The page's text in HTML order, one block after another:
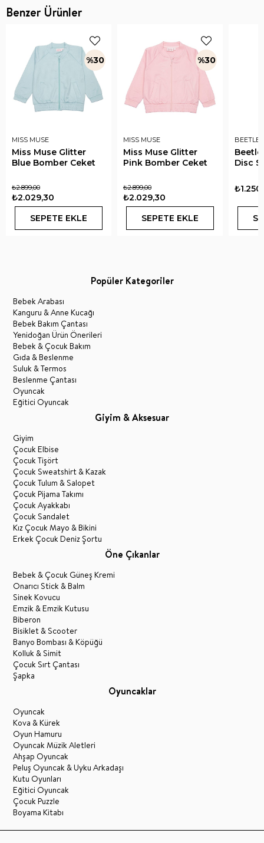
Benzer Ürünler
MISS MUSE
Miss Muse Glitter
Blue Bomber Ceket
₺2.029,30
₺2.899,00
SEPETE EKLE
%30
MISS MUSE
Miss Muse Glitter
Pink Bomber Ceket
₺2.029,30
₺2.899,00
SEPETE EKLE
%30
BEETLE
Disc
Popüler Kategoriler
Bebek Arabası
Kanguru & Anne Kucağı
Bebek Bakım Çantası
Yenidoğan Ürün Önerileri
Bebek & Çocuk Bakım
Gıda & Beslenme
Suluk & Termos
Beslenme Çantası
Oyuncak
Eğitici Oyuncak
Giyim & Aksesuar
Giyim
Çocuk Elbise
Çocuk Tişört
Çocuk Sweatshirt & Kazak
Çocuk Tulum & Salopet
Çocuk Pijama Takımı
Çocuk Ayakkabı
Çocuk Sandalet
Kız Çocuk Mayo & Bikini
Erkek Çocuk Deniz Şortu
Öne Çıkanlar
Bebek & Çocuk Güneş Kremi
Onarıcı Stick & Balm
Sinek Kovucu
Emzik & Emzik Kutusu
Biberon
Bisiklet & Scooter
Banyo Bombası & Köpüğü
Kolluk & Simit
Çocuk Sırt Çantası
Şapka
Oyuncaklar
Oyuncak
Kova & Kürek
Oyun Hamuru
Oyuncak Müzik Aletleri
Ahşap Oyuncak
Peluş Oyuncak & Uyku Arkadaşı
Kutu Oyunları
Eğitici Oyuncak
Çocuk Puzzle
Boyama Kitabı